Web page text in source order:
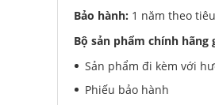
Bảo hành: 1 năm theo
Bộ sản phẩm chính hãng
Sản phẩm đi kèm với
Phiếu bảo hành